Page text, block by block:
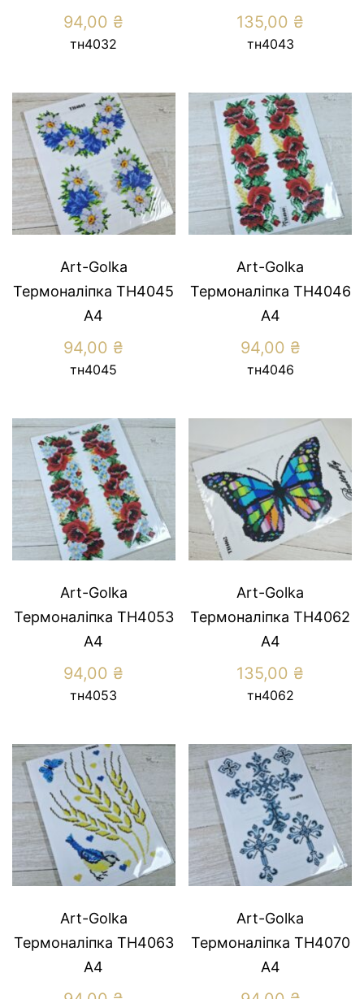
94,00 ₴
тн4032
135,00 ₴
тн4043
Art-Golka
Термоналіпка ТН4045
А4
94,00 ₴
тн4045
Art-Golka
Термоналіпка ТН4046
А4
94,00 ₴
тн4046
Art-Golka
Термоналіпка ТН4053
А4
94,00 ₴
тн4053
Art-Golka
Термоналіпка ТН4062
А4
135,00 ₴
тн4062
Art-Golka
Термоналіпка ТН4063
А4
Art-Golka
Термоналіпка ТН4070
А4